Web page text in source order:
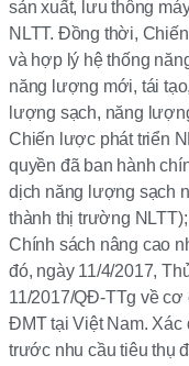
sản xuất, lưu thông
NLTT. Đồng thời,
và hợp lý hệ thống
năng lượng mới, tái
lượng sạch, năng
Chiến lược phát triển
quyền đã ban hành
dịch năng lượng sạch
thành thị trường
Chính sách nâng cao
đó, ngày 11/4/2017,
11/2017/QĐ-TTg về cơ
ĐMT tại Việt Nam. Xác
trước nhu cầu tiêu thụ